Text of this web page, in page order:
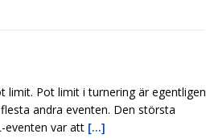
limit. Pot limit i turnering är egentligen
andra eventen. Den största
eventen var att [...]